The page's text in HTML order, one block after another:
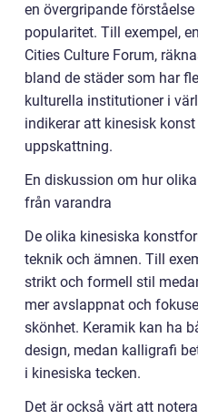
en övergripande
popularitet. Till exempel,
Cities Culture Forum,
bland de städer som har
kulturella institutioner i
indikerar att kinesisk
uppskattning.
En diskussion om hur
från varandra
De olika kinesiska
teknik och ämnen. Till
strikt och formell stil
mer avslappnat och
skönhet. Keramik kan ha
design, medan kalligrafi
i kinesiska tecken.
Det är också värt att